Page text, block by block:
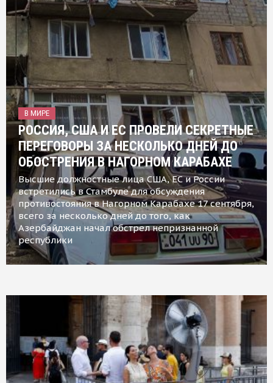
В МИРЕ
РОССИЯ, США И ЕС ПРОВЕЛИ СЕКРЕТНЫЕ
ПЕРЕГОВОРЫ ЗА НЕСКОЛЬКО ДНЕЙ ДО
ОБОСТРЕНИЯ В НАГОРНОМ КАРАБАХЕ
Высшие должностные лица США, ЕС и России
встретились в Стамбуле для обсуждения
противостояния в Нагорном Карабахе 17 сентября,
всего за несколько дней до того, как
Азербайджан начал обстрел непризнанной
республики